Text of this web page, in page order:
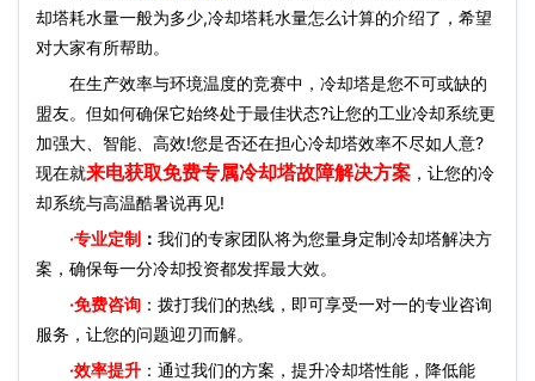
却塔耗水量一般为多少,冷却塔耗水量怎么计算的介绍了，希望
对大家有所帮助。
在生产效率与环境温度的竞赛中，冷却塔是您不可或缺的
盟友。但如何确保它始终处于最佳状态?让您的工业冷却系统更
加强大、智能、高效!您是否还在担心冷却塔效率不尽如人意?
现在就来电获取免费专属冷却塔故障解决方案 ，让您的冷
却系统与高温酷暑说再见!
·专业定制 ： 我们的专家团队将为您量身定制冷却塔解决方
案，确保每一分冷却投资都发挥最大效。
·免费咨询 ：拨打我们的热线，即可享受一对一的专业咨询
服务，让您的问题迎刃而解。
·效率提升 ：通过我们的方案，提升冷却塔性能，降低能